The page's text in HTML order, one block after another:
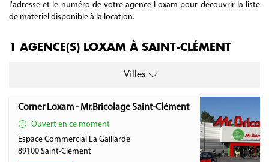
l'adresse et le numéro de votre agence Loxam pour découvrir la liste
de matériel disponible à la location.
1 AGENCE(S) LOXAM À SAINT-CLÉMENT
Villes
Corner Loxam - Mr.Bricolage Saint-Clément
Ouvert en ce moment
Espace Commercial La Gaillarde
89100 Saint-Clément